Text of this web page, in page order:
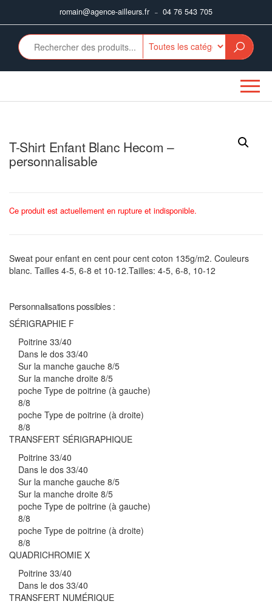
romain@agence-ailleurs.fr – 04 76 543 705
T-Shirt Enfant Blanc Hecom –
personnalisable
Ce produit est actuellement en rupture et indisponible.
Sweat pour enfant en cent pour cent coton 135g/m2. Couleurs
blanc. Tailles 4-5, 6-8 et 10-12.Tailles: 4-5, 6-8, 10-12
Personnalisations possibles :
SÉRIGRAPHIE F
Poitrine 33/40
Dans le dos 33/40
Sur la manche gauche 8/5
Sur la manche droite 8/5
poche Type de poitrine (à gauche)
8/8
poche Type de poitrine (à droite)
8/8
TRANSFERT SÉRIGRAPHIQUE
Poitrine 33/40
Dans le dos 33/40
Sur la manche gauche 8/5
Sur la manche droite 8/5
poche Type de poitrine (à gauche)
8/8
poche Type de poitrine (à droite)
8/8
QUADRICHROMIE X
Poitrine 33/40
Dans le dos 33/40
TRANSFERT NUMÉRIQUE